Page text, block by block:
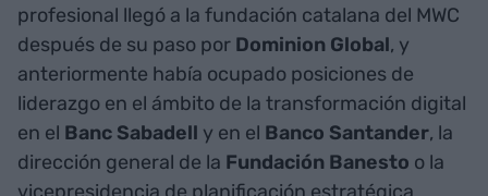
profesional llegó a la fundación catalana del MWC
después de su paso por Dominion Global, y
anteriormente había ocupado posiciones de
liderazgo en el ámbito de la transformación digital
en el Banc Sabadell y en el Banco Santander, la
dirección general de la Fundación Banesto o la